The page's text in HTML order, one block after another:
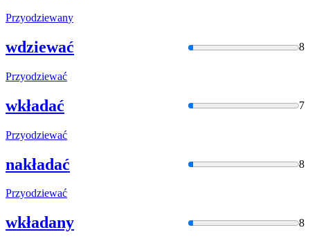
Przyodziewany
wdziewać 8
Przyodziewać
wkładać 7
Przyodziewać
nakładać 8
Przyodziewać
wkładany 8